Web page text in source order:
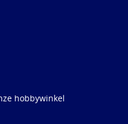
hobbywinkel